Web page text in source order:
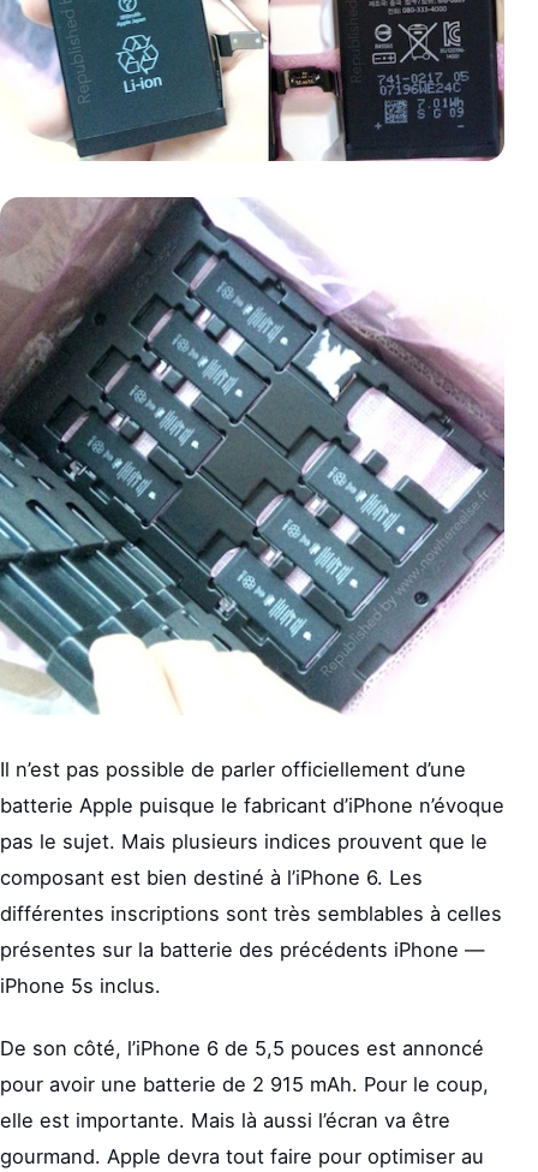
Il n’est pas possible de parler officiellement d’une
batterie Apple puisque le fabricant d’iPhone n’évoque
pas le sujet. Mais plusieurs indices prouvent que le
composant est bien destiné à l’iPhone 6. Les
différentes inscriptions sont très semblables à celles
présentes sur la batterie des précédents iPhone —
iPhone 5s inclus.
De son côté, l’iPhone 6 de 5,5 pouces est annoncé
pour avoir une batterie de 2 915 mAh. Pour le coup,
elle est importante. Mais là aussi l’écran va être
gourmand. Apple devra tout faire pour optimiser au